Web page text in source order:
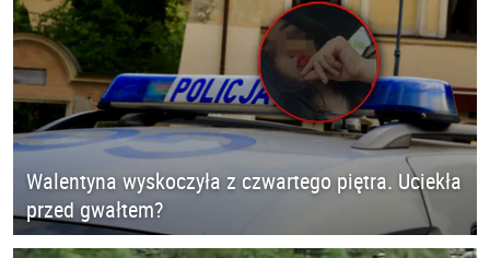
Walentyna wyskoczyła z czwartego piętra. Uciekła
przed gwałtem?